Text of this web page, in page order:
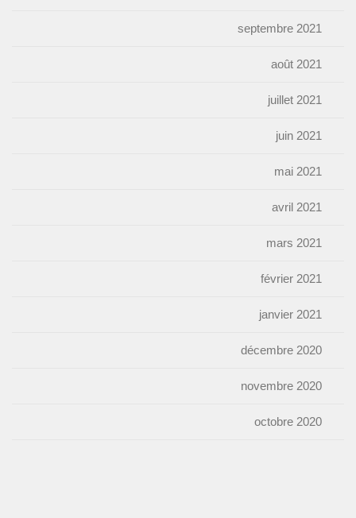
septembre 2021
août 2021
juillet 2021
juin 2021
mai 2021
avril 2021
mars 2021
février 2021
janvier 2021
décembre 2020
novembre 2020
octobre 2020